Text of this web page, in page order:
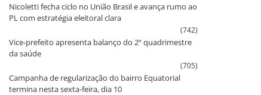
Nicoletti fecha ciclo no União Brasil e avança rumo ao
PL com estratégia eleitoral clara
(742)
Vice‑prefeito apresenta balanço do 2º quadrimestre
da saúde
(705)
Campanha de regularização do bairro Equatorial
termina nesta sexta‑feira, dia 10